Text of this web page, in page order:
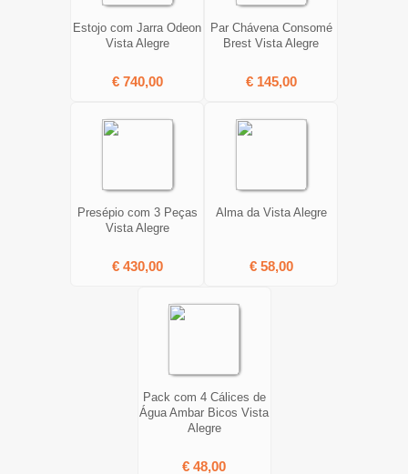
Estojo com Jarra Odeon
Vista Alegre
€ 740,00
Par Chávena Consomé
Brest Vista Alegre
€ 145,00
Presépio com 3 Peças
Vista Alegre
€ 430,00
Alma da Vista Alegre
€ 58,00
Pack com 4 Cálices de
Água Ambar Bicos Vista
Alegre
€ 48,00